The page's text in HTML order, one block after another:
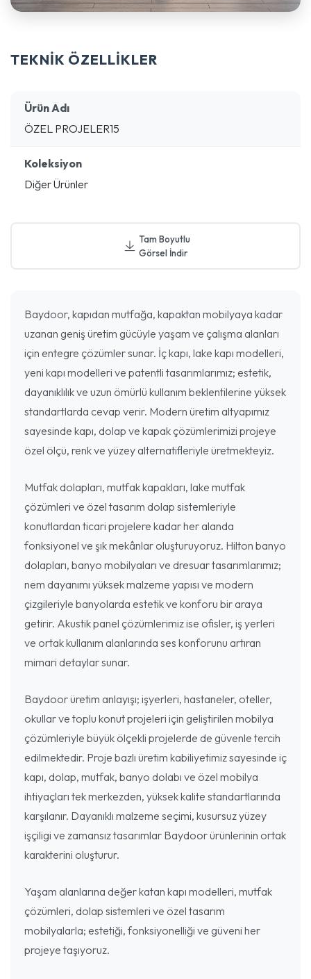
TEKNİK ÖZELLİKLER
Ürün Adı
ÖZEL PROJELER15
Koleksiyon
Diğer Ürünler
Tam Boyutlu
Görsel İndir
Baydoor, kapıdan mutfağa, kapaktan mobilyaya kadar
uzanan geniş üretim gücüyle yaşam ve çalışma alanları
için entegre çözümler sunar. İç kapı, lake kapı modelleri,
yeni kapı modelleri ve patentli tasarımlarımız; estetik,
dayanıklılık ve uzun ömürlü kullanım beklentilerine yüksek
standartlarda cevap verir. Modern üretim altyapımız
sayesinde kapı, dolap ve kapak çözümlerimizi projeye
özel ölçü, renk ve yüzey alternatifleriyle üretmekteyiz.
Mutfak dolapları, mutfak kapakları, lake mutfak
çözümleri ve özel tasarım dolap sistemleriyle
konutlardan ticari projelere kadar her alanda
fonksiyonel ve şık mekânlar oluşturuyoruz. Hilton banyo
dolapları, banyo mobilyaları ve dresuar tasarımlarımız;
nem dayanımı yüksek malzeme yapısı ve modern
çizgileriyle banyolarda estetik ve konforu bir araya
getirir. Akustik panel çözümlerimiz ise ofisler, iş yerleri
ve ortak kullanım alanlarında ses konforunu artıran
mimari detaylar sunar.
Baydoor üretim anlayışı; işyerleri, hastaneler, oteller,
okullar ve toplu konut projeleri için geliştirilen mobilya
çözümleriyle büyük ölçekli projelerde de güvenle tercih
edilmektedir. Proje bazlı üretim kabiliyetimiz sayesinde iç
kapı, dolap, mutfak, banyo dolabı ve özel mobilya
ihtiyaçları tek merkezden, yüksek kalite standartlarında
karşılanır. Dayanıklı malzeme seçimi, kusursuz yüzey
işçiligi ve zamansız tasarımlar Baydoor ürünlerinin ortak
karakterini oluşturur.
Yaşam alanlarına değer katan kapı modelleri, mutfak
çözümleri, dolap sistemleri ve özel tasarım
mobilyalarla; estetiği, fonksiyonelliği ve güveni her
projeye taşıyoruz.